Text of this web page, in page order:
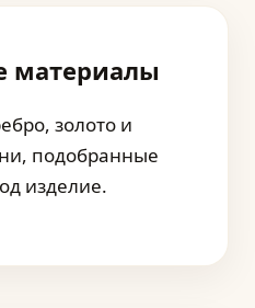
материалы
золото и
подобранные
изделие.